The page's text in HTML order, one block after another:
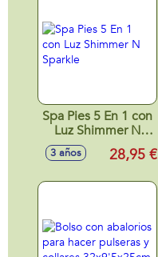
Spa Pies 5 En 1 con
Luz Shimmer N
Sparkle
3 años 28,95 €